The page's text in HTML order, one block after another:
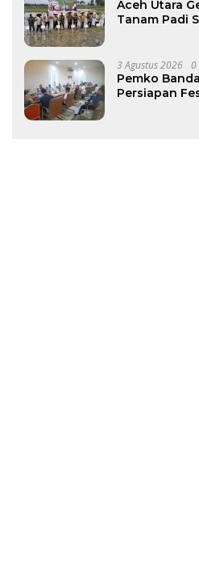
Aceh Utara
Tanam Padi
3 Agustus 2026 0
Pemko
Persiapan